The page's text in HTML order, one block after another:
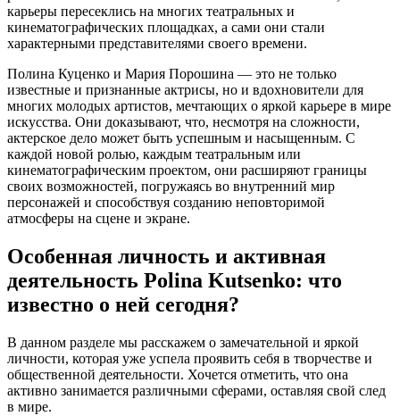
карьеры пересеклись на многих театральных и
кинематографических площадках, а сами они стали
характерными представителями своего времени.
Полина Куценко и Мария Порошина — это не только
известные и признанные актрисы, но и вдохновители для
многих молодых артистов, мечтающих о яркой карьере в мире
искусства. Они доказывают, что, несмотря на сложности,
актерское дело может быть успешным и насыщенным. С
каждой новой ролью, каждым театральным или
кинематографическим проектом, они расширяют границы
своих возможностей, погружаясь во внутренний мир
персонажей и способствуя созданию неповторимой
атмосферы на сцене и экране.
Особенная личность и активная
деятельность Polina Kutsenko: что
известно о ней сегодня?
В данном разделе мы расскажем о замечательной и яркой
личности, которая уже успела проявить себя в творчестве и
общественной деятельности. Хочется отметить, что она
активно занимается различными сферами, оставляя свой след
в мире.